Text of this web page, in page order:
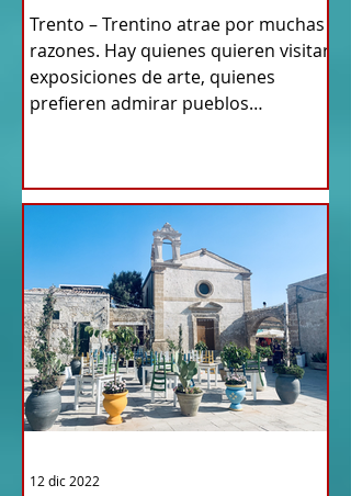
Trento – Trentino atrae por muchas
razones. Hay quienes quieren visitar
exposiciones de arte, quienes
prefieren admirar pueblos
12 dic 2022